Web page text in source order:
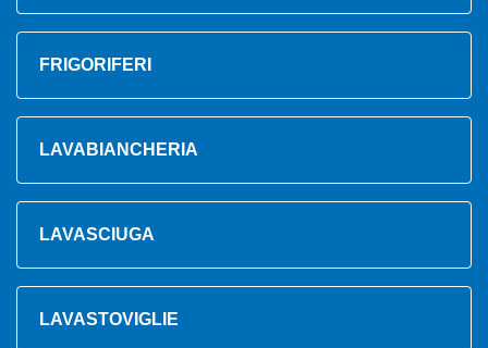
FRIGORIFERI
LAVABIANCHERIA
LAVASCIUGA
LAVASTOVIGLIE